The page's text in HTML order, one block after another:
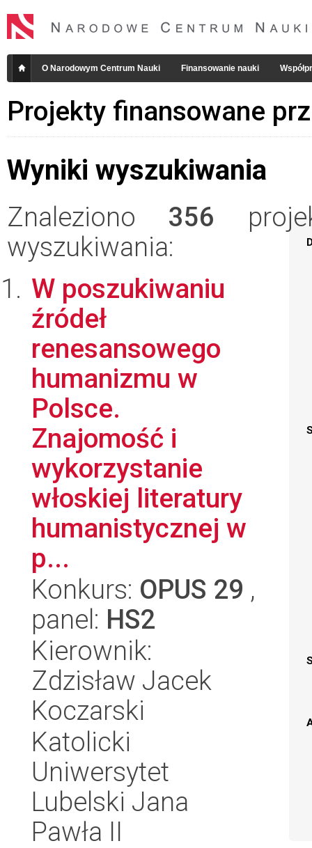
O Narodowym Centrum Nauki Finansowanie nauki
Projekty finansowane
Wyniki wyszukiwania
Znaleziono 356
wyszukiwania:
W poszukiwaniu
źródeł
renesansowego
humanizmu w
Polsce.
Znajomość i
wykorzystanie
włoskiej literatury
humanistycznej w
p...
Konkurs: OPUS 29 ,
panel: HS2
Kierownik:
Zdzisław Jacek
Koczarski
Katolicki
Uniwersytet
Lubelski Jana
Pawła II